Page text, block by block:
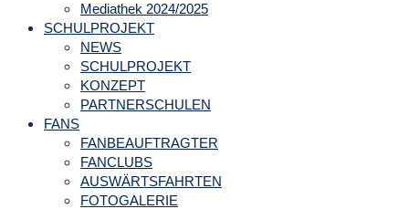
Mediathek 2024/2025
SCHULPROJEKT
NEWS
SCHULPROJEKT
KONZEPT
PARTNERSCHULEN
FANS
FANBEAUFTRAGTER
FANCLUBS
AUSWÄRTSFAHRTEN
FOTOGALERIE